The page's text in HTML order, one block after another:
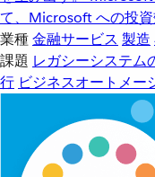
て、Microsoft への投資
業種金融サービス 製造
課題 レガシーシステム
行 ビジネスオートメー